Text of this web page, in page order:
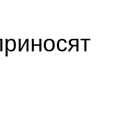
описывайте условия и
на слово.
с приобретением
простым, но и
а также мгновенное